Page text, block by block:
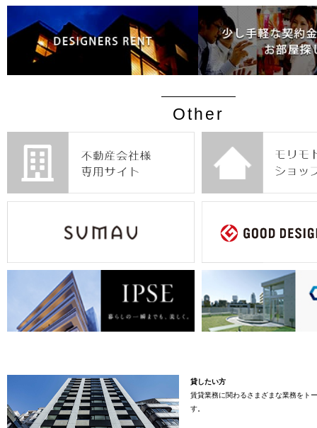
Other
貸したい方
賃貸業務に関わるさまざまな業務をト
す。